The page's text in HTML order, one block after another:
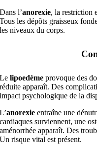
Dans l’anorexie, la restriction
Tous les dépôts graisseux
les niveaux du corps.
Lelipoedème provoque des
réduite apparaît. Des
impact psychologique de la
L’anorexie entraîne une
cardiaques surviennent, une
aménorrhée apparaît. Des
Un risque vital est présent.